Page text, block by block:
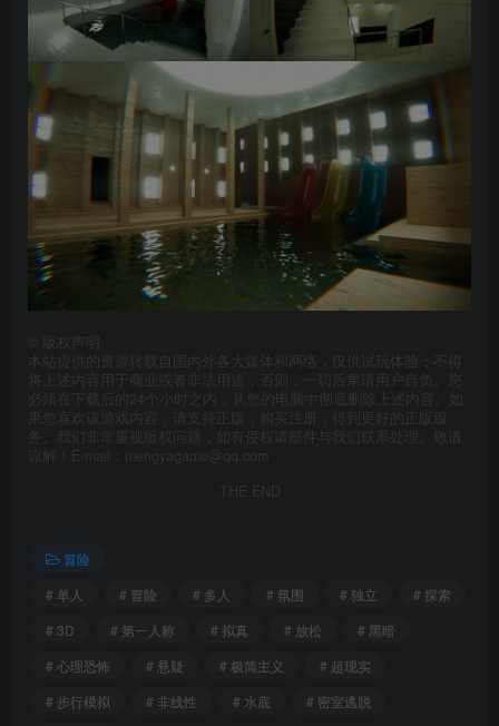
版权声明
本站提供的资源转载自国内外各大媒体和网络，仅供试玩体验；不得
将上述内容用于商业或者非法用途，否则，一切后果请用户自负。您
必须在下载后的24个小时之内，从您的电脑中彻底删除上述内容。如
果您喜欢该游戏内容，请支持正版，购买注册，得到更好的正版服
务。我们非常重视版权问题，如有侵权请邮件与我们联系处理。敬请
谅解！E-mail：mengyagame@qq.com
THE END
冒险
# 单人
# 冒险 # 多人 # 氛围 # 独立
# 探索
# 3D
# 第一人称 # 拟真 # 放松
# 黑暗
# 心理恐怖
# 悬疑 # 极简主义
# 超现实
# 步行模拟
# 非线性 # 水底
# 密室逃脱